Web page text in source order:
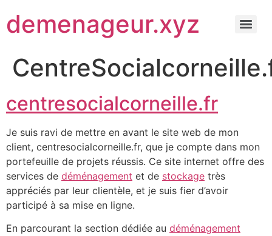
demenageur.xyz
centresocialcorneille.fr
Je suis ravi de mettre en avant le site web de mon
client, centresocialcorneille.fr, que je compte dans mon
portefeuille de projets réussis. Ce site internet offre des
services de déménagement et de stockage très
appréciés par leur clientèle, et je suis fier d’avoir
participé à sa mise en ligne.
En parcourant la section dédiée au déménagement